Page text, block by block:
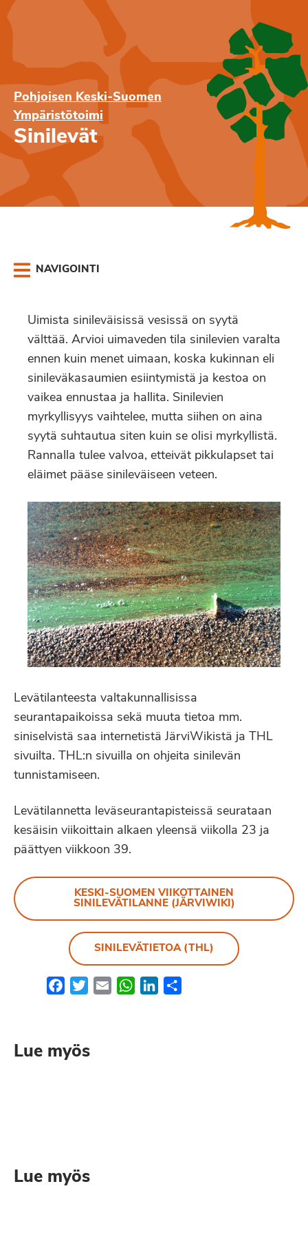
Pohjoisen Keski-Suomen
Ympäristötoimi
Sinilevät
NAVIGOINTI
Uimista sinileväisissä vesissä on syytä
välttää. Arvioi uimaveden tila sinilevien varalta
ennen kuin menet uimaan, koska kukinnan eli
sinileväkasaumien esiintymistä ja kestoa on
vaikea ennustaa ja hallita. Sinilevien
myrkyllisyys vaihtelee, mutta siihen on aina
syytä suhtautua siten kuin se olisi myrkyllistä.
Rannalla tulee valvoa, etteivät pikkulapset tai
eläimet pääse sinileväiseen veteen.
Levätilanteesta valtakunnallisissa
seurantapaikoissa sekä muuta tietoa mm.
siniselvistä saa internetistä JärviWikistä ja THL
sivuilta. THL:n sivuilla on ohjeita sinilevän
tunnistamiseen.
Levätilannetta leväseurantapisteissä seurataan
kesäisin viikoittain alkaen yleensä viikolla 23 ja
päättyen viikkoon 39.
KESKI-SUOMEN VIIKOTTAINEN
SINILEVÄTILANNE (JÄRVIWIKI)
SINILEVÄTIETOA (THL)
FacebookTwitterEmail WhatsApp
LinkedIn
Lue myös
Lue myös